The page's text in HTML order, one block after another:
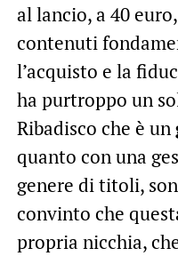
al lancio, a 40
contenuti
l’acquisto e la
ha purtroppo un
Ribadisco che è un
quanto con una
genere di titoli,
convinto che
propria nicchia,